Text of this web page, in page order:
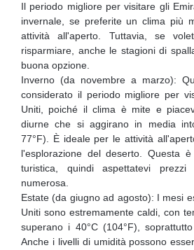
Il periodo migliore per visitare gli
invernale, se preferite un clima più
attività all'aperto. Tuttavia, se
risparmiare, anche le stagioni di
buona opzione.
Inverno (da novembre a marzo):
considerato il periodo migliore per
Uniti, poiché il clima è mite e
diurne che si aggirano in media
77°F). È ideale per le attività
l'esplorazione del deserto. Questa
turistica, quindi aspettatevi
numerosa.
Estate (da giugno ad agosto): I mesi
Uniti sono estremamente caldi, con
superano i 40°C (104°F),
Anche i livelli di umidità possono